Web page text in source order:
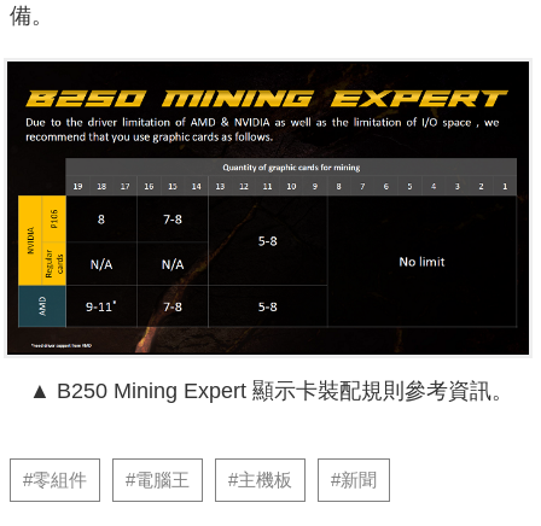
備。
▲ B250 Mining Expert 顯示卡裝配規則參考資訊。
#零組件 #電腦王 #主機板 #新聞